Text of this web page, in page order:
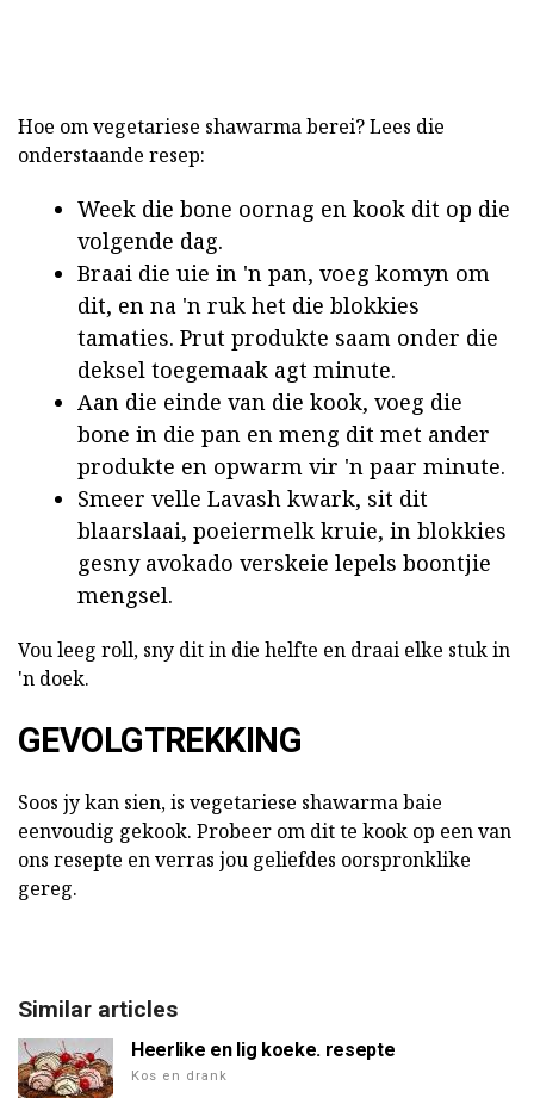
Hoe om vegetariese shawarma berei? Lees die
onderstaande resep:
Week die bone oornag en kook dit op die
volgende dag.
Braai die uie in 'n pan, voeg komyn om
dit, en na 'n ruk het die blokkies
tamaties. Prut produkte saam onder die
deksel toegemaak agt minute.
Aan die einde van die kook, voeg die
bone in die pan en meng dit met ander
produkte en opwarm vir 'n paar minute.
Smeer velle Lavash kwark, sit dit
blaarslaai, poeiermelk kruie, in blokkies
gesny avokado verskeie lepels boontjie
mengsel.
Vou leeg roll, sny dit in die helfte en draai elke stuk in
'n doek.
GEVOLGTREKKING
Soos jy kan sien, is vegetariese shawarma baie
eenvoudig gekook. Probeer om dit te kook op een van
ons resepte en verras jou geliefdes oorspronklike
gereg.
Similar articles
Heerlike en lig koeke. resepte
Kos en drank